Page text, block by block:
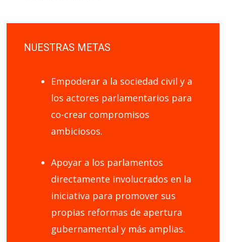
NUESTRAS METAS
Empoderar a la sociedad civil y a
los actores parlamentarios para
co-crear compromisos
ambiciosos.
Apoyar a los parlamentos
directamente involucrados en la
iniciativa para promover sus
propias reformas de apertura
gubernamental y más amplias.